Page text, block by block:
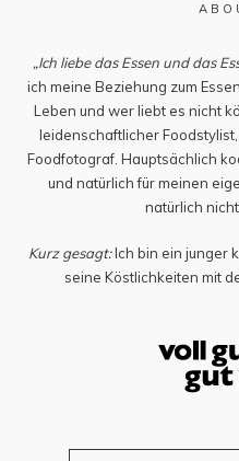
„Ich liebe das Essen und das
ich meine Beziehung zum
Leben und wer liebt es nicht
leidenschaftlicher
Foodfotograf. Hauptsächlich
und natürlich für meinen
natürlich
Kurz gesagt:Ich bin ein junger
seine Köstlichkeiten mit